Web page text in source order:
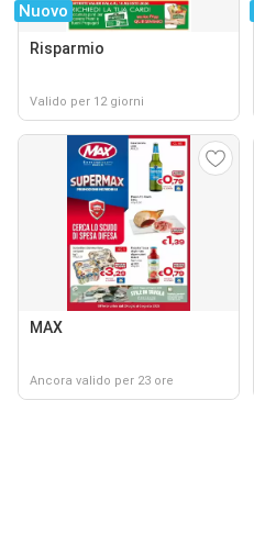
Nuovo
Risparmio
Valido per 12 giorni
MAX
Ancora valido per 23 ore